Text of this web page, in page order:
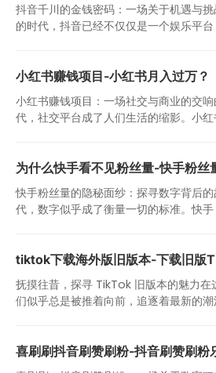
抖音千川的金钱密码：一场关于机遇与
的时代，抖音已经不仅仅是一个娱乐平
小红书赚钱项目-小红书月入过万？
小红书赚钱项目：一场社交与商业的交
代，社交平台成了人们生活的缩影。小
为什么快手看不见粉丝量-快手粉丝
快手粉丝量的隐秘面纱：探寻数字背后
代，数字似乎成了衡量一切的标准。快
tiktok下载海外版旧版本-下载旧版
抚摸往昔，探寻 TikTok 旧版本的魅力在
们似乎总是被推着向前，追逐着最新的潮
喜刷刷抖音刷赞刷粉-抖音刷赞刷粉